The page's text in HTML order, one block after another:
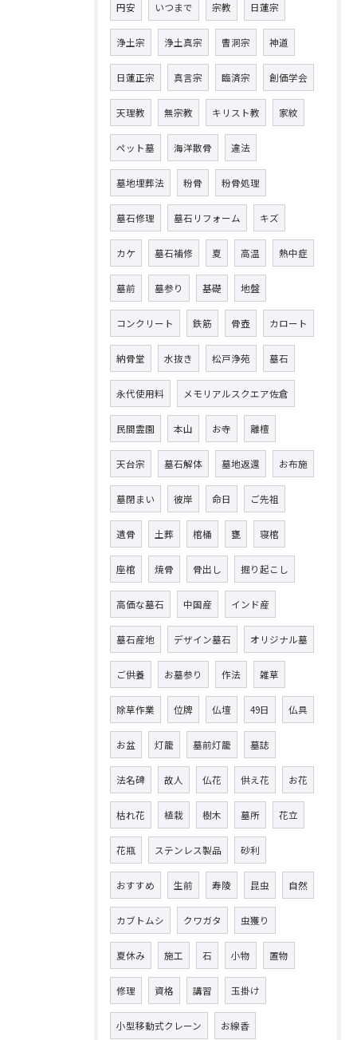
円安 いつまで 宗教 日蓮宗
浄土宗 浄土真宗 曹洞宗 神道
日蓮正宗 真言宗 臨済宗 創価学会
天理教 無宗教 キリスト教 家紋
ペット墓 海洋散骨 違法
墓地埋葬法 粉骨 粉骨処理
墓石修理 墓石リフォーム キズ
カケ 墓石補修 夏 高温 熱中症
墓前 墓参り 基礎 地盤
コンクリート 鉄筋 骨壺 カロート
納骨堂 水抜き 松戸浄苑 墓石
永代使用料 メモリアルスクエア佐倉
民間霊園 本山 お寺 離檀
天台宗 墓石解体 墓地返還 お布施
墓閉まい 彼岸 命日 ご先祖
遺骨 土葬 棺桶 甕 寝棺
座棺 焼骨 骨出し 掘り起こし
高価な墓石 中国産 インド産
墓石産地 デザイン墓石 オリジナル墓
ご供養 お墓参り 作法 雑草
除草作業 位牌 仏壇 49日 仏具
お盆 灯籠 墓前灯籠 墓誌
法名碑 故人 仏花 供え花 お花
枯れ花 植栽 樹木 墓所 花立
花瓶 ステンレス製品 砂利
おすすめ 生前 寿陵 昆虫 自然
カブトムシ クワガタ 虫獲り
夏休み 施工 石 小物 置物
修理 資格 講習 玉掛け
小型移動式クレーン お線香